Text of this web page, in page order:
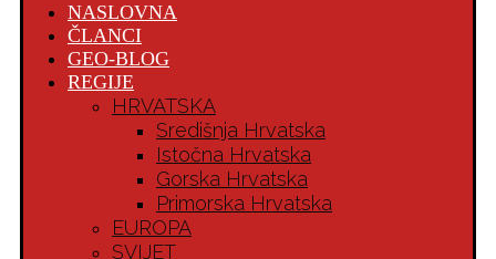
NASLOVNA
ČLANCI
GEO-BLOG
REGIJE
HRVATSKA
Središnja Hrvatska
Istočna Hrvatska
Gorska Hrvatska
Primorska Hrvatska
EUROPA
SVIJET